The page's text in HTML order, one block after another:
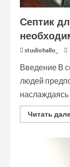
Септик
studiohallo_
Введение В
людей
Читать